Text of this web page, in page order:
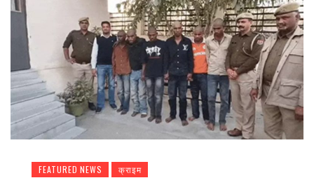
FEATURED NEWS क्राइम